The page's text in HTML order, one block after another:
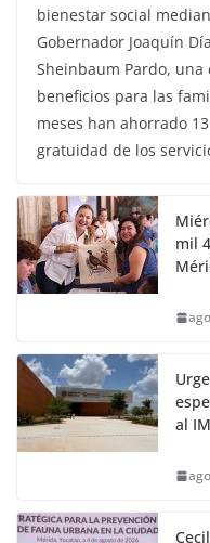
bienestar social
Gobernador Joaquín
Sheinbaum Pardo,
beneficios para las
meses han ahorrado
gratuidad de los
mil
al